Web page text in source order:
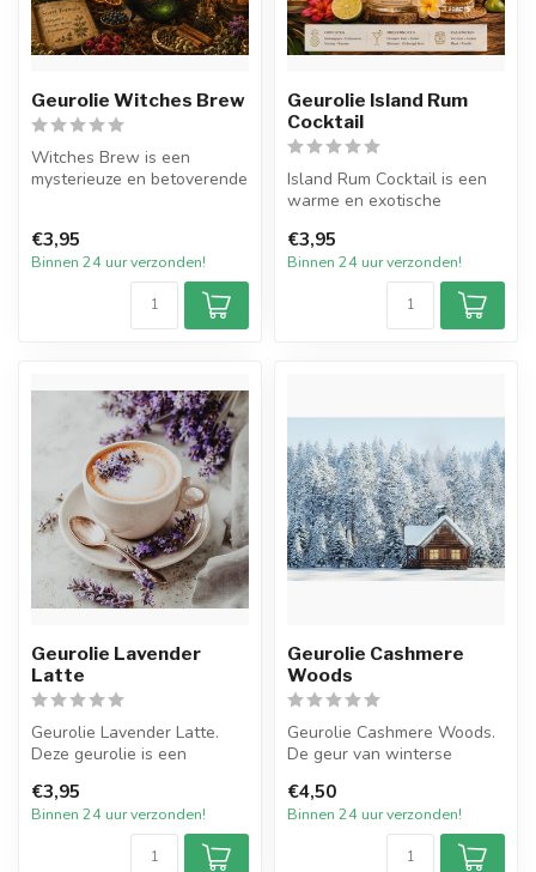
Geurolie Witches Brew
Witches Brew is een
mysterieuze en betoverende
€3,95
Binnen 24 uur verzonden!
Geurolie Island Rum
Cocktail
Island Rum Cocktail is een
warme en exotische
fruit, do...
€3,95
Binnen 24 uur verzonden!
Geurolie Lavender
Latte
Geurolie Lavender Latte.
Deze geurolie is een
kruidige mix...
€3,95
Binnen 24 uur verzonden!
Geurolie Cashmere
Woods
Geurolie Cashmere Woods.
De geur van winterse
Een aromat...
€4,50
Binnen 24 uur verzonden!